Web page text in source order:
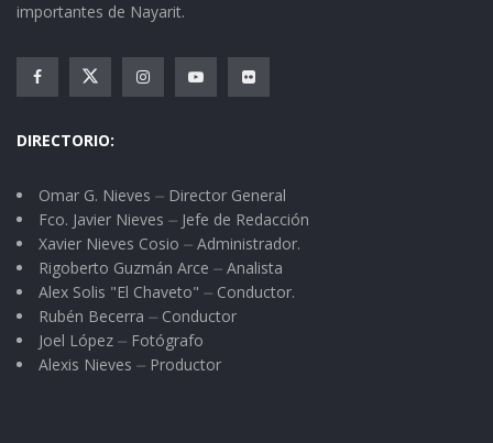
importantes de Nayarit.
DIRECTORIO:
Omar G. Nieves ⏤ Director General
Fco. Javier Nieves ⏤ Jefe de Redacción
Xavier Nieves Cosio ⏤ Administrador.
Rigoberto Guzmán Arce ⏤ Analista
Alex Solis "El Chaveto" ⏤ Conductor.
Rubén Becerra ⏤ Conductor
Joel López ⏤ Fotógrafo
Alexis Nieves ⏤ Productor